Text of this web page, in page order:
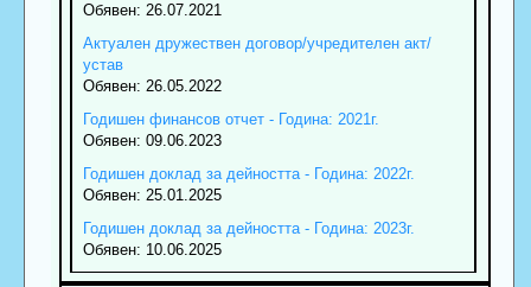
Обявен: 26.07.2021
Актуален дружествен договор/учредителен акт/
устав
Обявен: 26.05.2022
Годишен финансов отчет - Година: 2021г.
Обявен: 09.06.2023
Годишен доклад за дейността - Година: 2022г.
Обявен: 25.01.2025
Годишен доклад за дейността - Година: 2023г.
Обявен: 10.06.2025